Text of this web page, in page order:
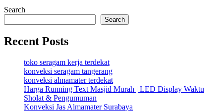
Search
Search
Recent Posts
toko seragam kerja terdekat
konveksi seragam tangerang
konveksi almamater terdekat
Harga Running Text Masjid Murah | LED Display Waktu
Sholat & Pengumuman
Konveksi Jas Almamater Surabaya